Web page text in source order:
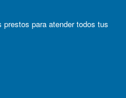
para atender todos tus